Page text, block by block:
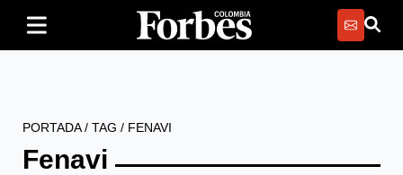
PORTADA/ TAG / FENAVI
Fenavi